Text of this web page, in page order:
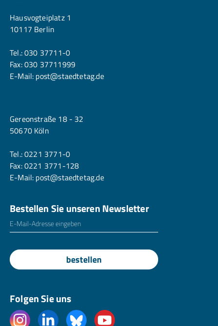
Hausvogteiplatz 1
10117 Berlin
Tel.:030 37711-0
Fax: 030 37711999
E-Mail: post@staedtetag.de
Gereonstraße 18 - 32
50670 Köln
Tel.:0221 3771-0
Fax: 0221 3771-128
E-Mail: post@staedtetag.de
Bestellen Sie unseren Newsletter
E-Mailadresse
bestellen
Folgen Sie uns